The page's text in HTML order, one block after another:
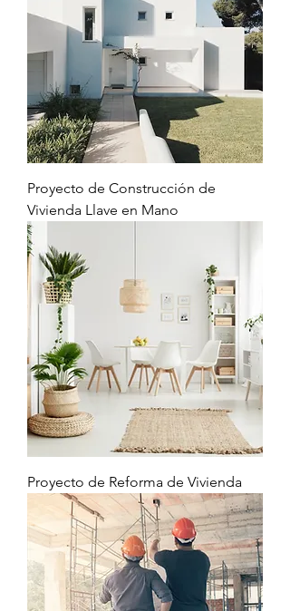
Proyecto de Construcción de
Vivienda Llave en Mano
Proyecto de Reforma de Vivienda